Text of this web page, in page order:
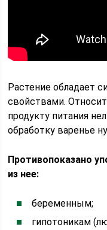
Растение обладает
свойствами.
продукту питания
обработку варенье
Противопоказано
из нее:
беременным;
гипотоникам